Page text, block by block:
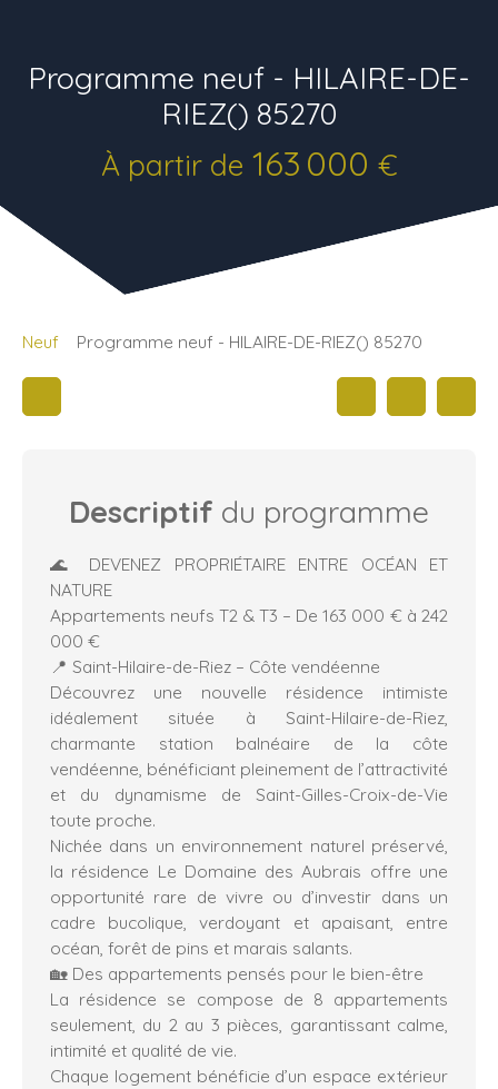
Programme neuf - HILAIRE-DE-
RIEZ() 85270
À partir de 163 000 €
Neuf Programme neuf - HILAIRE-DE-RIEZ() 85270
Descriptif du programme
🌊 DEVENEZ PROPRIÉTAIRE ENTRE OCÉAN ET
NATURE
Appartements neufs T2 & T3 – De 163 000 € à 242
000 €
📍 Saint-Hilaire-de-Riez – Côte vendéenne
Découvrez une nouvelle résidence intimiste
idéalement située à Saint-Hilaire-de-Riez,
charmante station balnéaire de la côte
vendéenne, bénéficiant pleinement de l’attractivité
et du dynamisme de Saint-Gilles-Croix-de-Vie
toute proche.
Nichée dans un environnement naturel préservé,
la résidence Le Domaine des Aubrais offre une
opportunité rare de vivre ou d’investir dans un
cadre bucolique, verdoyant et apaisant, entre
océan, forêt de pins et marais salants.
🏡 Des appartements pensés pour le bien-être
La résidence se compose de 8 appartements
seulement, du 2 au 3 pièces, garantissant calme,
intimité et qualité de vie.
Chaque logement bénéficie d’un espace extérieur